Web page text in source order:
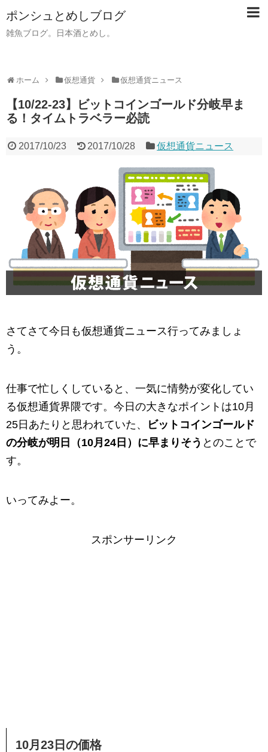
ポンシュとめしブログ
雑魚ブログ。日本酒とめし。
ホーム 仮想通貨 仮想通貨ニュース
【10/22-23】ビットコインゴールド分岐早ま
る！タイムトラベラー必読
2017/10/23 2017/10/28 仮想通貨ニュース
さてさて今日も仮想通貨ニュース行ってみましょ
う。
仕事で忙しくしていると、一気に情勢が変化してい
る仮想通貨界隈です。今日の大きなポイントは10月
25日あたりと思われていた、
ビットコインゴールド
の分岐が明日（10月24日）に早まりそう とのことで
す。
いってみよー。
スポンサーリンク
10月23日の価格